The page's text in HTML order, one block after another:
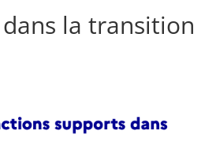
la transition